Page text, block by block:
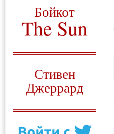
Бойкот
The Sun
Стивен
Джеррард